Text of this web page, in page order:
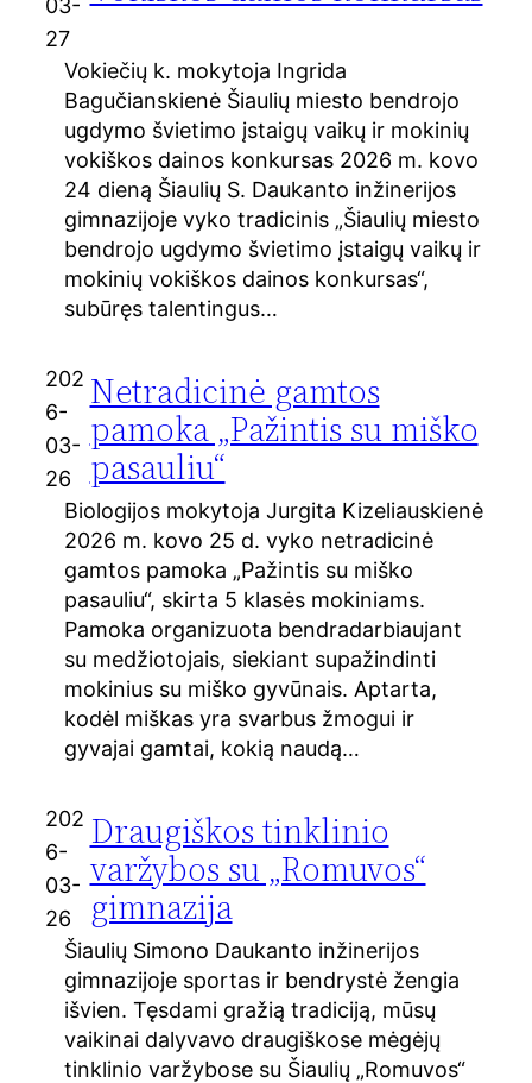
27
Vokiečių k. mokytoja Ingrida
Bagučianskienė Šiaulių miesto bendrojo
ugdymo švietimo įstaigų vaikų ir mokinių
vokiškos dainos konkursas 2026 m. kovo
24 dieną Šiaulių S. Daukanto inžinerijos
gimnazijoje vyko tradicinis „Šiaulių miesto
bendrojo ugdymo švietimo įstaigų vaikų ir
mokinių vokiškos dainos konkursas“,
subūręs talentingus…
202
6-
03-
26
Netradicinė gamtos
pamoka „Pažintis su miško
pasauliu“
Biologijos mokytoja Jurgita Kizeliauskienė
2026 m. kovo 25 d. vyko netradicinė
gamtos pamoka „Pažintis su miško
pasauliu“, skirta 5 klasės mokiniams.
Pamoka organizuota bendradarbiaujant
su medžiotojais, siekiant supažindinti
mokinius su miško gyvūnais. Aptarta,
kodėl miškas yra svarbus žmogui ir
gyvajai gamtai, kokią naudą…
202
6-
03-
26
Draugiškos tinklinio
varžybos su „Romuvos“
gimnazija
Šiaulių Simono Daukanto inžinerijos
gimnazijoje sportas ir bendrystė žengia
išvien. Tęsdami gražią tradiciją, mūsų
vaikinai dalyvavo draugiškose mėgėjų
tinklinio varžybose su Šiaulių „Romuvos“